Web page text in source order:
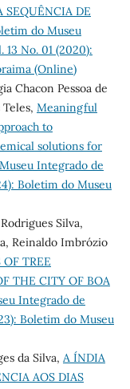
SEQUÊNCIA DE
do Museu
No. 01 (2020):
(Online)
Chacon Pessoa de
Meaningful
to
solutions for
Integrado de
Boletim do Museu
Silva,
Reinaldo Imbrózio
TREE
THE CITY OF BOA
Integrado de
Boletim do Museu
da Silva, A ÍNDIA
AOS DIAS